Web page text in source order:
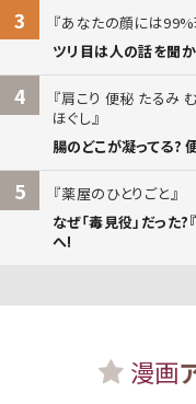
3
あなたの顔には
ツリ目は人の話を聞
4
肩こり 便秘 たるみ
ほぐし
腸のどこが凝ってる?
5
薬屋のひとりごと
なぜ「毒見役」だった
へ!
漫画